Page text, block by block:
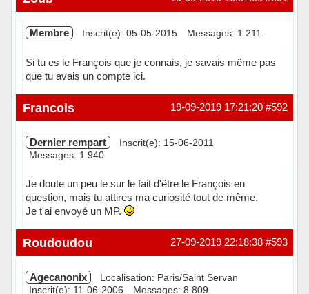
Membre Inscrit(e): 05-05-2015 Messages: 1 211
Si tu es le François que je connais, je savais même pas
que tu avais un compte ici.
Hors ligne #592
19-09-2019 17:21:20
Francois
Dernier rempart
Inscrit(e): 15-06-2011
Messages: 1 940
Je doute un peu le sur le fait d'être le François en
question, mais tu attires ma curiosité tout de même.
Je t'ai envoyé un MP.
Hors ligne #593
27-09-2019 22:18:38
Roudoudou
Agecanonix
Localisation: Paris/Saint Servan
Inscrit(e): 11-06-2006
Messages: 8 809